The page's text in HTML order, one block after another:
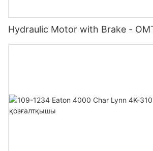
Hydraulic Motor with Brake -